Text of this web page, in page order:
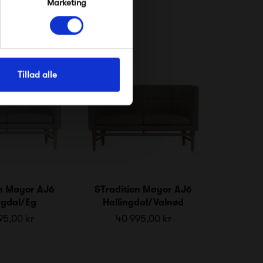
Marketing
Tillad alle
Mayor AJ6
Eg
kr
&Tradition Mayor AJ6
Hallingdal/Valnød
40 995,00 kr